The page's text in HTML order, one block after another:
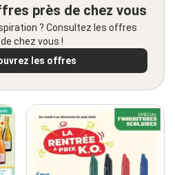
près de chez vous
? Consultez les offres
chez vous !
les offres